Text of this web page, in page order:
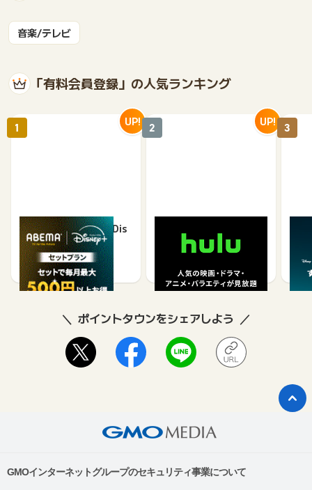
音楽/テレビ
「有料会員登録」の人気ランキング
ABEMAプレミアム ×Dis
ney+
1,750 2,700
1 UP!
有料登録>
1,000
2 UP! 3
ポイントタウンをシェアしよう
GMOインターネットグループのセキュリティ事業について